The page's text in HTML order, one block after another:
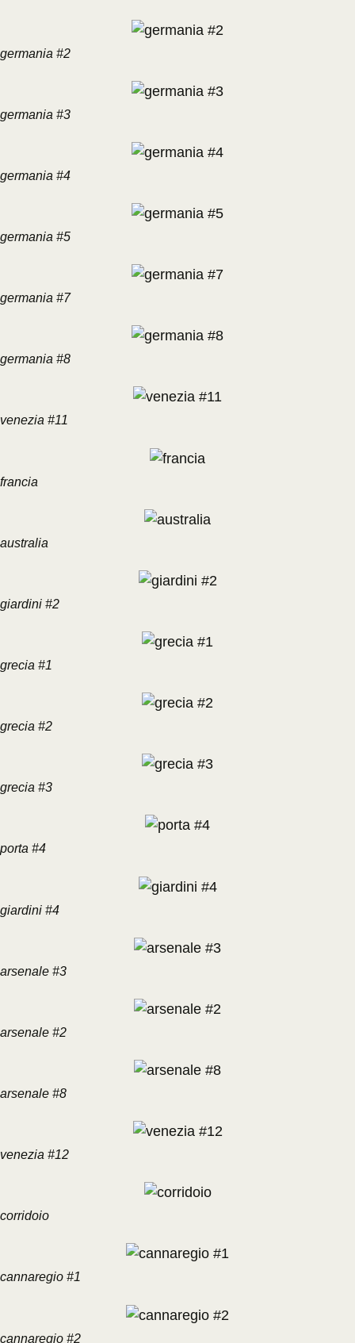
germania #2
germania #3
germania #4
germania #5
germania #7
germania #8
venezia #11
francia
australia
giardini #2
grecia #1
grecia #2
grecia #3
porta #4
giardini #4
arsenale #3
arsenale #2
arsenale #8
venezia #12
corridoio
cannaregio #1
cannaregio #2